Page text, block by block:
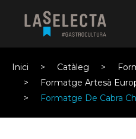
Inici Catàleg
Formatge Artesà
Formatge De Cabra